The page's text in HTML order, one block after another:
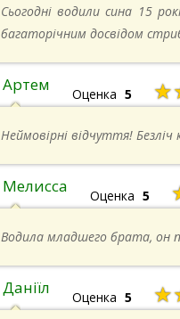
Сьогодні водили сина 15
багаторічним досвідом
Артем Оценка 5
Неймовірні відчуття!
Мелисса Оценка 5
Водила младшего брата, он
Даніїл Оценка 5